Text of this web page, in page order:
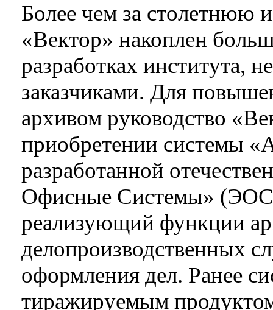
Более чем за
«Вектор» накоплен
разработках института,
заказчиками. Для
архивом руководство
приобретении
разработанной
Офисные Системы»
реализующий функции
делопроизводственных
оформления дел. Ранее
тиражируемым